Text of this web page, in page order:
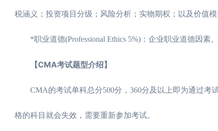
税涵义；投资项目分级；风险分析；实物期权；以及价值
*职业道德(Professional Ethics 5%)：企业职业道德因素。
【CMA考试题型介绍】
CMA的考试单科总分500分，360分及以上即为通过考
格的科目就会失效，需要重新参加考试。